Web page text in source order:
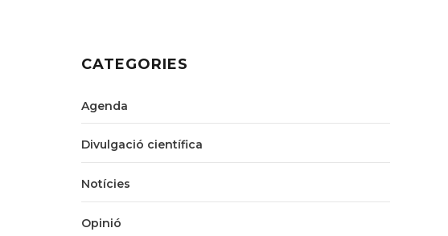
CATEGORIES
Agenda
Divulgació científica
Notícies
Opinió